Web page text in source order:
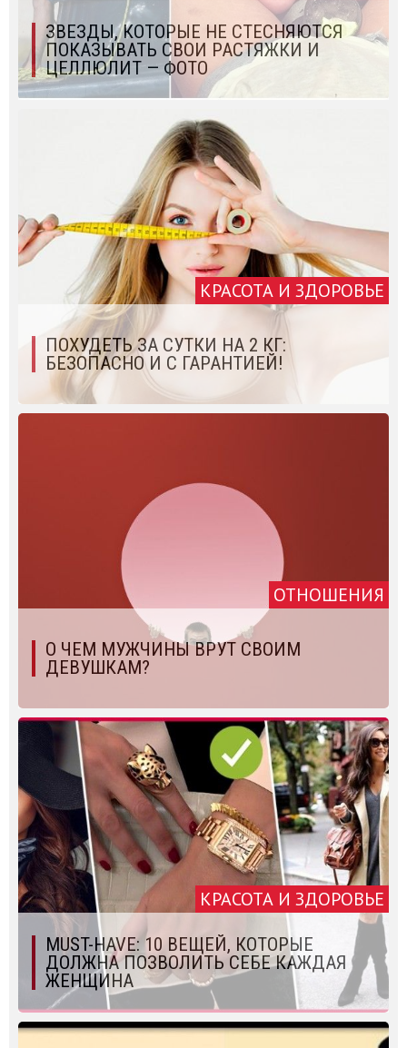
ЗВЕЗДЫ, КОТОРЫЕ НЕ СТЕСНЯЮТСЯ
ПОКАЗЫВАТЬ СВОИ РАСТЯЖКИ И
ЦЕЛЛЮЛИТ — ФОТО
КРАСОТА И ЗДОРОВЬЕ
ПОХУДЕТЬ ЗА СУТКИ НА 2 КГ:
БЕЗОПАСНО И С ГАРАНТИЕЙ!
ОТНОШЕНИЯ
О ЧЕМ МУЖЧИНЫ ВРУТ СВОИМ
ДЕВУШКАМ?
КРАСОТА И ЗДОРОВЬЕ
MUST-HAVE: 10 ВЕЩЕЙ, КОТОРЫЕ
ДОЛЖНА ПОЗВОЛИТЬ СЕБЕ КАЖДАЯ
ЖЕНЩИНА